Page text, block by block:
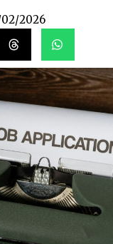
02/2026